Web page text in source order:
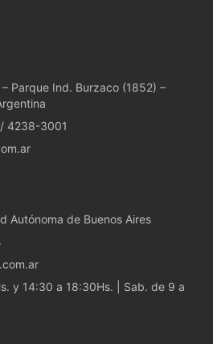
GLAZES
& COAT
y luestres
Parque Ind. Burzaco (1852) –
4238-3001
Autónoma de Buenos Aires
y 14:30 a 18:30Hs. | Sab. de 9 a